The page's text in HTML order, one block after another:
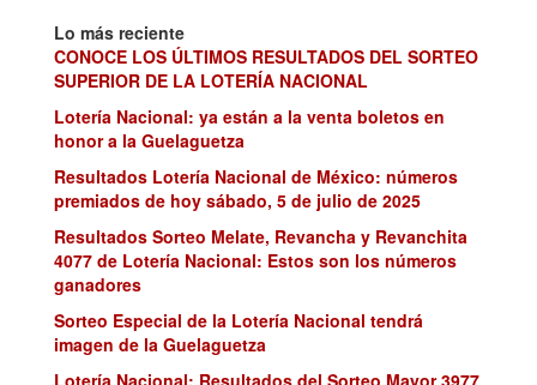
Lo más reciente
CONOCE LOS ÚLTIMOS RESULTADOS DEL SORTEO
SUPERIOR DE LA LOTERÍA NACIONAL
Lotería Nacional: ya están a la venta boletos en
honor a la Guelaguetza
Resultados Lotería Nacional de México: números
premiados de hoy sábado, 5 de julio de 2025
Resultados Sorteo Melate, Revancha y Revanchita
4077 de Lotería Nacional: Estos son los números
ganadores
Sorteo Especial de la Lotería Nacional tendrá
imagen de la Guelaguetza
Lotería Nacional: Resultados del Sorteo Mayor 3977